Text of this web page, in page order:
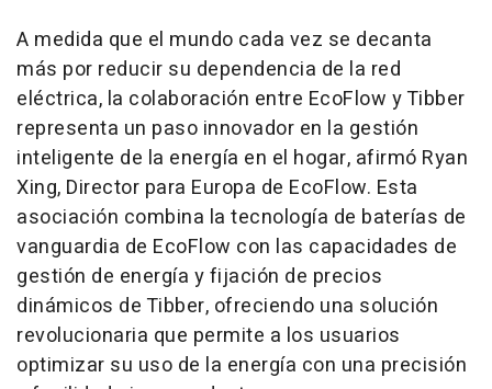
A medida que el mundo cada vez se decanta
más por reducir su dependencia de la red
eléctrica, la colaboración entre EcoFlow y Tibber
representa un paso innovador en la gestión
inteligente de la energía en el hogar, afirmó Ryan
Xing, Director para Europa de EcoFlow. Esta
asociación combina la tecnología de baterías de
vanguardia de EcoFlow con las capacidades de
gestión de energía y fijación de precios
dinámicos de Tibber, ofreciendo una solución
revolucionaria que permite a los usuarios
optimizar su uso de la energía con una precisión